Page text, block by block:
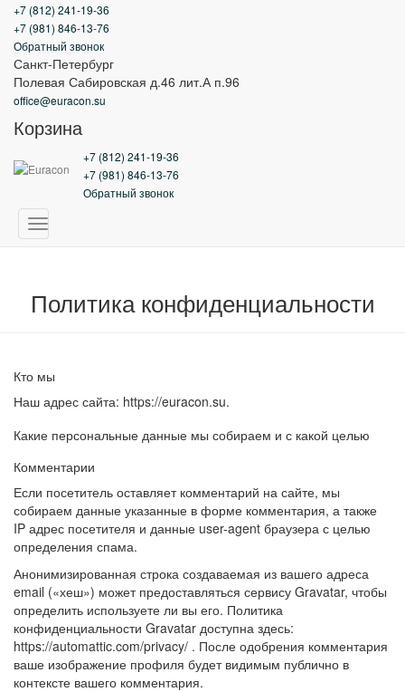
Главная
О нас
Оптовикам
Доставка и оплата
Контакты
Мой аккаунт
+7 (812) 241-19-36
+7 (981) 846-13-76
Обратный звонок
Санкт-Петербург
Полевая Сабировская д.46 лит.А п.96
office@euracon.su
Корзина
+7 (812) 241-19-36
+7 (981) 846-13-76
Обратный звонок
Переключить
Политика конфиденциальности
Кто мы
Наш адрес сайта: https://euracon.su.
Какие персональные данные мы собираем и с какой целью
Комментарии
Если посетитель оставляет комментарий на сайте, мы
собираем данные указанные в форме комментария, а также
IP адрес посетителя и данные user-agent браузера с целью
определения спама.
Анонимизированная строка создаваемая из вашего адреса
email («хеш») может предоставляться сервису Gravatar, чтобы
определить используете ли вы его. Политика
конфиденциальности Gravatar доступна здесь:
https://automattic.com/privacy/ . После одобрения комментария
ваше изображение профиля будет видимым публично в
контексте вашего комментария.